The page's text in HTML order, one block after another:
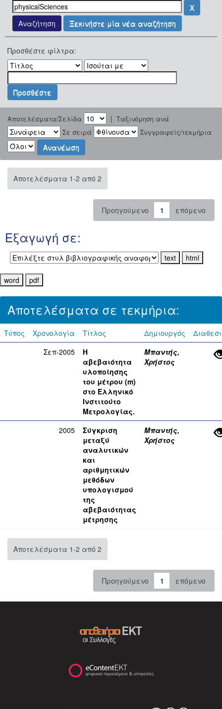
Ξεκινήστε μία νέα αναζήτηση
Προσθέστε φίλτρα:
Αποτελέσματα/Σελίδα | Ταξινόμηση ανά
Σε σειρά
Συγγραφείς/τεκμήρια
Αποτελέσματα 1-2 από 2
Προηγούμενο 1 επόμενο
Εξαγωγή σε:
Αποτελέσματα σε τεκμήρια:
Τύπος Χρονολογία Τίτλος Δημιουργός
Σεπ-2005
Η
αβεβαιότητα
υλοποίησης
του μέτρου (m)
στο Ελληνικό
Ινστιτούτο
Μετρολογίας.
Μπαντής,
Χρήστος
2005
Σύγκριση
μεταξύ
αναλυτικών
και
αριθμητικών
μεθόδων
υπολογισμού
της
αβεβαιότητας
μέτρησης
Μπαντής,
Χρήστος
Αποτελέσματα 1-2 από 2
Προηγούμενο 1 επόμενο